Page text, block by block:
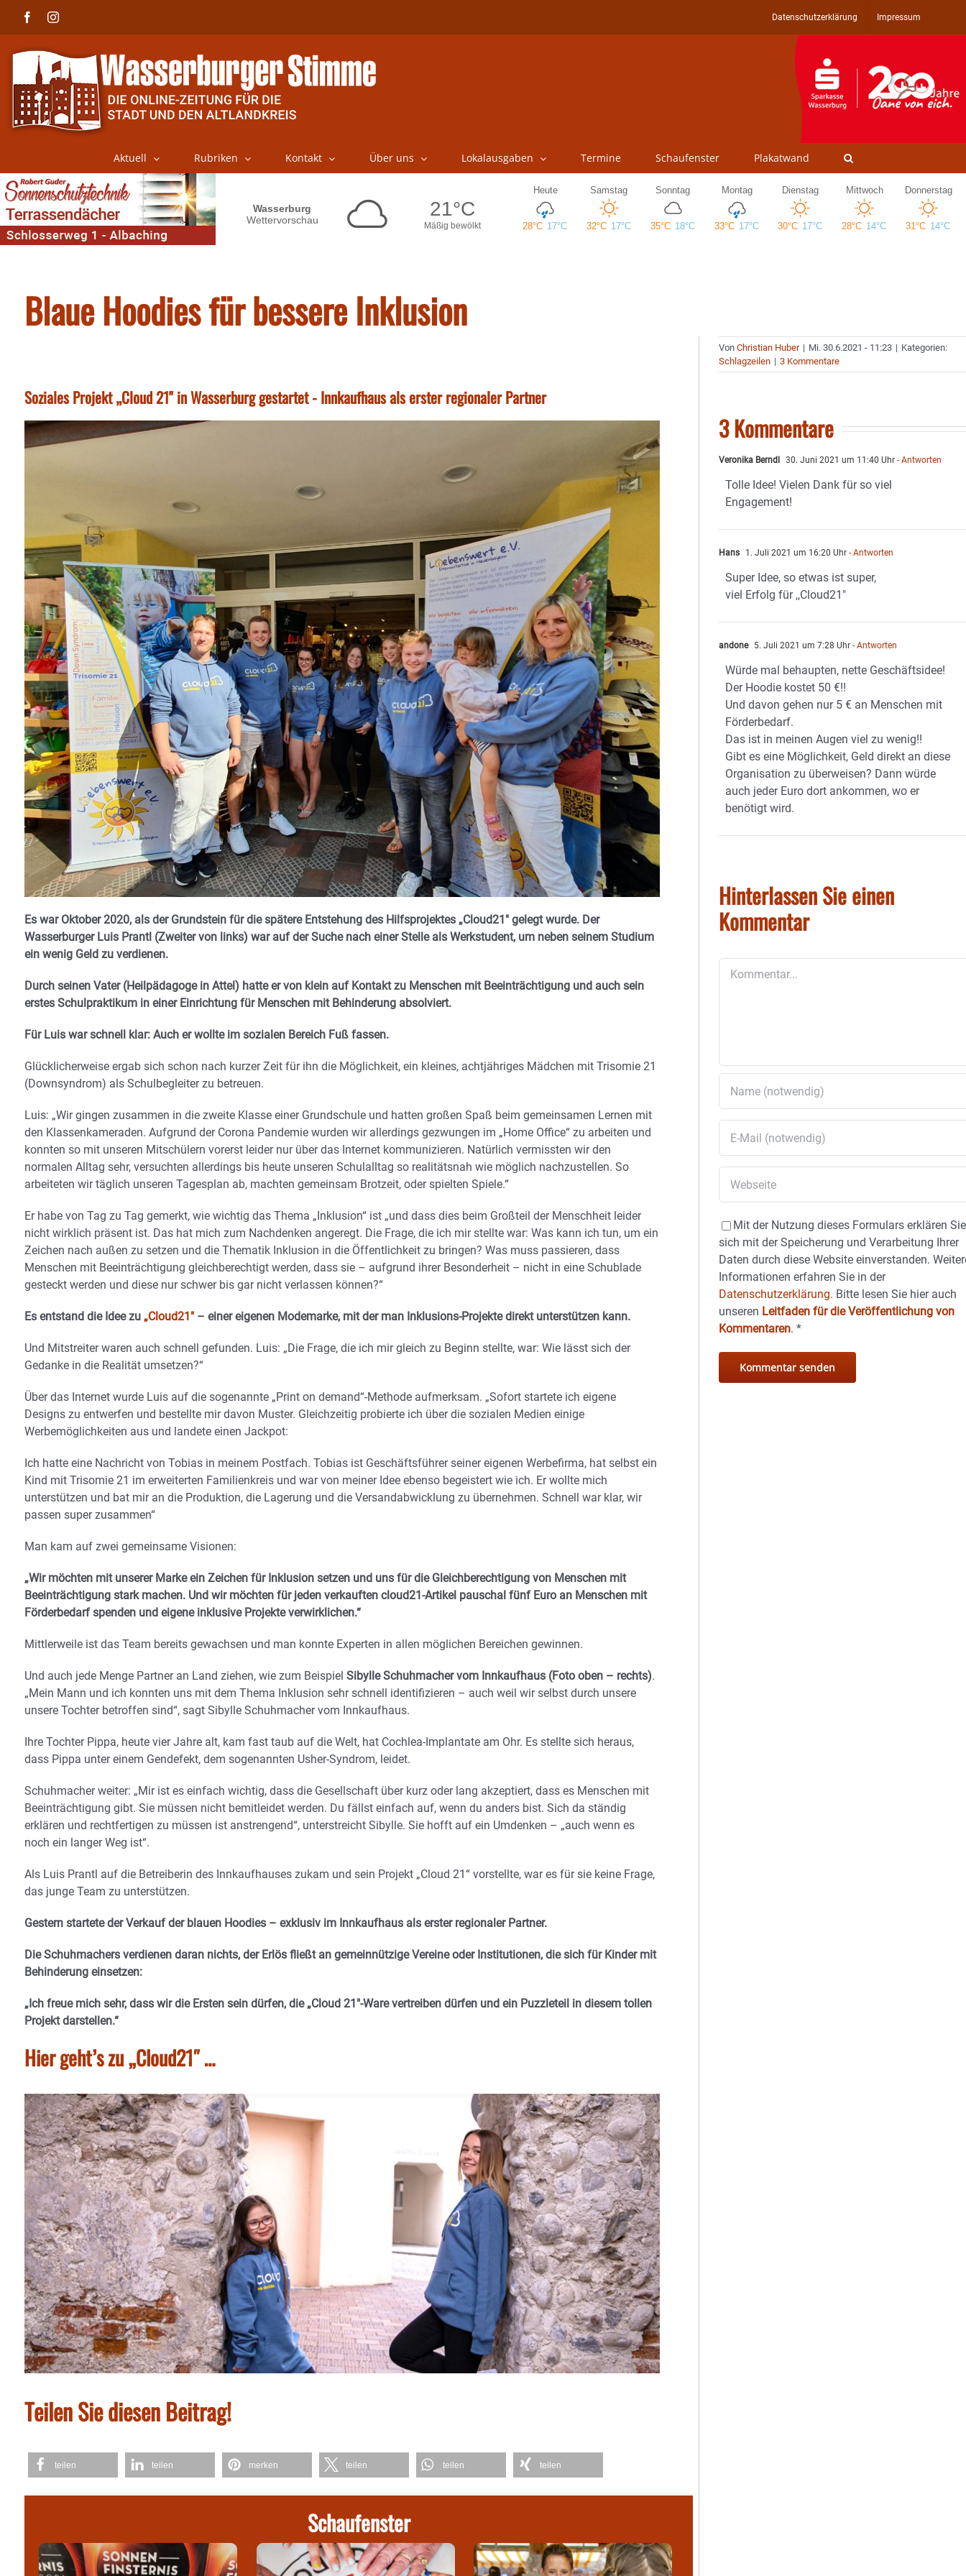
FacebookInstagram Datenschutzerklärung Impressum
Aktuell Rubriken Kontakt Über uns Lokalausgaben Termine Schaufenster Plakatwand
Blaue Hoodies für bessere Inklusion
Soziales Projekt „Cloud 21" in Wasserburg gestartet - Innkaufhaus als erster regionaler Partner
Es war Oktober 2020, als der Grundstein für die spätere Entstehung des Hilfsprojektes „Cloud21″ gelegt wurde. Der
Wasserburger Luis Prantl (Zweiter von links) war auf der Suche nach einer Stelle als Werkstudent, um neben seinem Studium
ein wenig Geld zu verdienen.
Durch seinen Vater (Heilpädagoge in Attel) hatte er von klein auf Kontakt zu Menschen mit Beeinträchtigung und auch sein
erstes Schulpraktikum in einer Einrichtung für Menschen mit Behinderung absolviert.
Für Luis war schnell klar: Auch er wollte im sozialen Bereich Fuß fassen.
Glücklicherweise ergab sich schon nach kurzer Zeit für ihn die Möglichkeit, ein kleines, achtjähriges Mädchen mit Trisomie 21
(Downsyndrom) als Schulbegleiter zu betreuen.
Luis: „Wir gingen zusammen in die zweite Klasse einer Grundschule und hatten großen Spaß beim gemeinsamen Lernen mit
den Klassenkameraden. Aufgrund der Corona Pandemie wurden wir allerdings gezwungen im „Home Office“ zu arbeiten und
konnten so mit unseren Mitschülern vorerst leider nur über das Internet kommunizieren. Natürlich vermissten wir den
normalen Alltag sehr, versuchten allerdings bis heute unseren Schulalltag so realitätsnah wie möglich nachzustellen. So
arbeiteten wir täglich unseren Tagesplan ab, machten gemeinsam Brotzeit, oder spielten Spiele.“
Er habe von Tag zu Tag gemerkt, wie wichtig das Thema „Inklusion“ ist „und dass dies beim Großteil der Menschheit leider
nicht wirklich präsent ist. Das hat mich zum Nachdenken angeregt. Die Frage, die ich mir stellte war: Was kann ich tun, um ein
Zeichen nach außen zu setzen und die Thematik Inklusion in die Öffentlichkeit zu bringen? Was muss passieren, dass
Menschen mit Beeinträchtigung gleichberechtigt werden, dass sie – aufgrund ihrer Besonderheit – nicht in eine Schublade
gesteckt werden und diese nur schwer bis gar nicht verlassen können?“
Es entstand die Idee zu „Cloud21″ – einer eigenen Modemarke, mit der man Inklusions-Projekte direkt unterstützen kann.
Und Mitstreiter waren auch schnell gefunden. Luis: „Die Frage, die ich mir gleich zu Beginn stellte, war: Wie lässt sich der
Gedanke in die Realität umsetzen?“
Über das Internet wurde Luis auf die sogenannte „Print on demand“-Methode aufmerksam. „Sofort startete ich eigene
Designs zu entwerfen und bestellte mir davon Muster. Gleichzeitig probierte ich über die sozialen Medien einige
Werbemöglichkeiten aus und landete einen Jackpot:
Ich hatte eine Nachricht von Tobias in meinem Postfach. Tobias ist Geschäftsführer seiner eigenen Werbefirma, hat selbst ein
Kind mit Trisomie 21 im erweiterten Familienkreis und war von meiner Idee ebenso begeistert wie ich. Er wollte mich
unterstützen und bat mir an die Produktion, die Lagerung und die Versandabwicklung zu übernehmen. Schnell war klar, wir
passen super zusammen“
Man kam auf zwei gemeinsame Visionen:
„Wir möchten mit unserer Marke ein Zeichen für Inklusion setzen und uns für die Gleichberechtigung von Menschen mit
Beeinträchtigung stark machen. Und wir möchten für jeden verkauften cloud21-Artikel pauschal fünf Euro an Menschen mit
Förderbedarf spenden und eigene inklusive Projekte verwirklichen.“
Mittlerweile ist das Team bereits gewachsen und man konnte Experten in allen möglichen Bereichen gewinnen.
Und auch jede Menge Partner an Land ziehen, wie zum Beispiel Sibylle Schuhmacher vom Innkaufhaus (Foto oben – rechts).
„Mein Mann und ich konnten uns mit dem Thema Inklusion sehr schnell identifizieren – auch weil wir selbst durch unsere
unsere Tochter betroffen sind“, sagt Sibylle Schuhmacher vom Innkaufhaus.
Ihre Tochter Pippa, heute vier Jahre alt, kam fast taub auf die Welt, hat Cochlea-Implantate am Ohr. Es stellte sich heraus,
dass Pippa unter einem Gendefekt, dem sogenannten Usher-Syndrom, leidet.
Schuhmacher weiter: „Mir ist es einfach wichtig, dass die Gesellschaft über kurz oder lang akzeptiert, dass es Menschen mit
Beeinträchtigung gibt. Sie müssen nicht bemitleidet werden. Du fällst einfach auf, wenn du anders bist. Sich da ständig
erklären und rechtfertigen zu müssen ist anstrengend“, unterstreicht Sibylle. Sie hofft auf ein Umdenken – „auch wenn es
noch ein langer Weg ist“.
Als Luis Prantl auf die Betreiberin des Innkaufhauses zukam und sein Projekt „Cloud 21“ vorstellte, war es für sie keine Frage,
das junge Team zu unterstützen.
Gestern startete der Verkauf der blauen Hoodies – exklusiv im Innkaufhaus als erster regionaler Partner.
Die Schuhmachers verdienen daran nichts, der Erlös fließt an gemeinnützige Vereine oder Institutionen, die sich für Kinder mit
Behinderung einsetzen:
„Ich freue mich sehr, dass wir die Ersten sein dürfen, die „Cloud 21″-Ware vertreiben dürfen und ein Puzzleteil in diesem tollen
Projekt darstellen.“
Hier geht’s zu „Cloud21″ …
Teilen Sie diesen Beitrag!
teilen teilen merken teilen teilen teilen
Schaufenster
VonChristian Huber | Mi. 30.6.2021 - 11:23 | Kategorien:
Schlagzeilen | 3 Kommentare
3 Kommentare
Veronika Berndl 30. Juni 2021 um 11:40 Uhr - Antworten
Tolle Idee! Vielen Dank für so viel
Engagement!
Hans 1. Juli 2021 um 16:20 Uhr - Antworten
Super Idee, so etwas ist super,
viel Erfolg für ,,Cloud21″
andone 5. Juli 2021 um 7:28 Uhr - Antworten
Würde mal behaupten, nette Geschäftsidee!
Der Hoodie kostet 50 €!!
Und davon gehen nur 5 € an Menschen mit
Förderbedarf.
Das ist in meinen Augen viel zu wenig!!
Gibt es eine Möglichkeit, Geld direkt an diese
Organisation zu überweisen? Dann würde
auch jeder Euro dort ankommen, wo er
benötigt wird.
Hinterlassen Sie einen
Kommentar
Mit der Nutzung dieses Formulars erklären Sie
sich mit der Speicherung und Verarbeitung Ihrer
Daten durch diese Website einverstanden.
Informationen erfahren Sie in der
Datenschutzerklärung. Bitte lesen Sie hier auch
unseren Leitfaden für die Veröffentlichung von
Kommentaren.*